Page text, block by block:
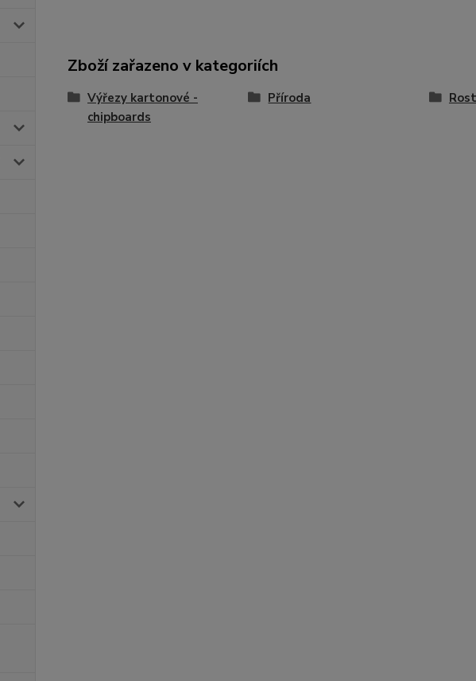
Zboží zařazeno v kategoriích
Výřezy kartonové -
chipboards
Příroda